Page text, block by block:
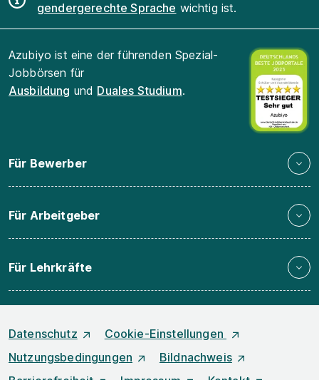
gendergerechte Sprache wichtig ist.
Azubiyo ist eine der führenden Spezial-
Jobbörsen für
Ausbildung und Duales Studium.
Für Bewerber
Für Arbeitgeber
Für Lehrkräfte
Datenschutz
Cookie-Einstellungen
Nutzungsbedingungen
Bildnachweis